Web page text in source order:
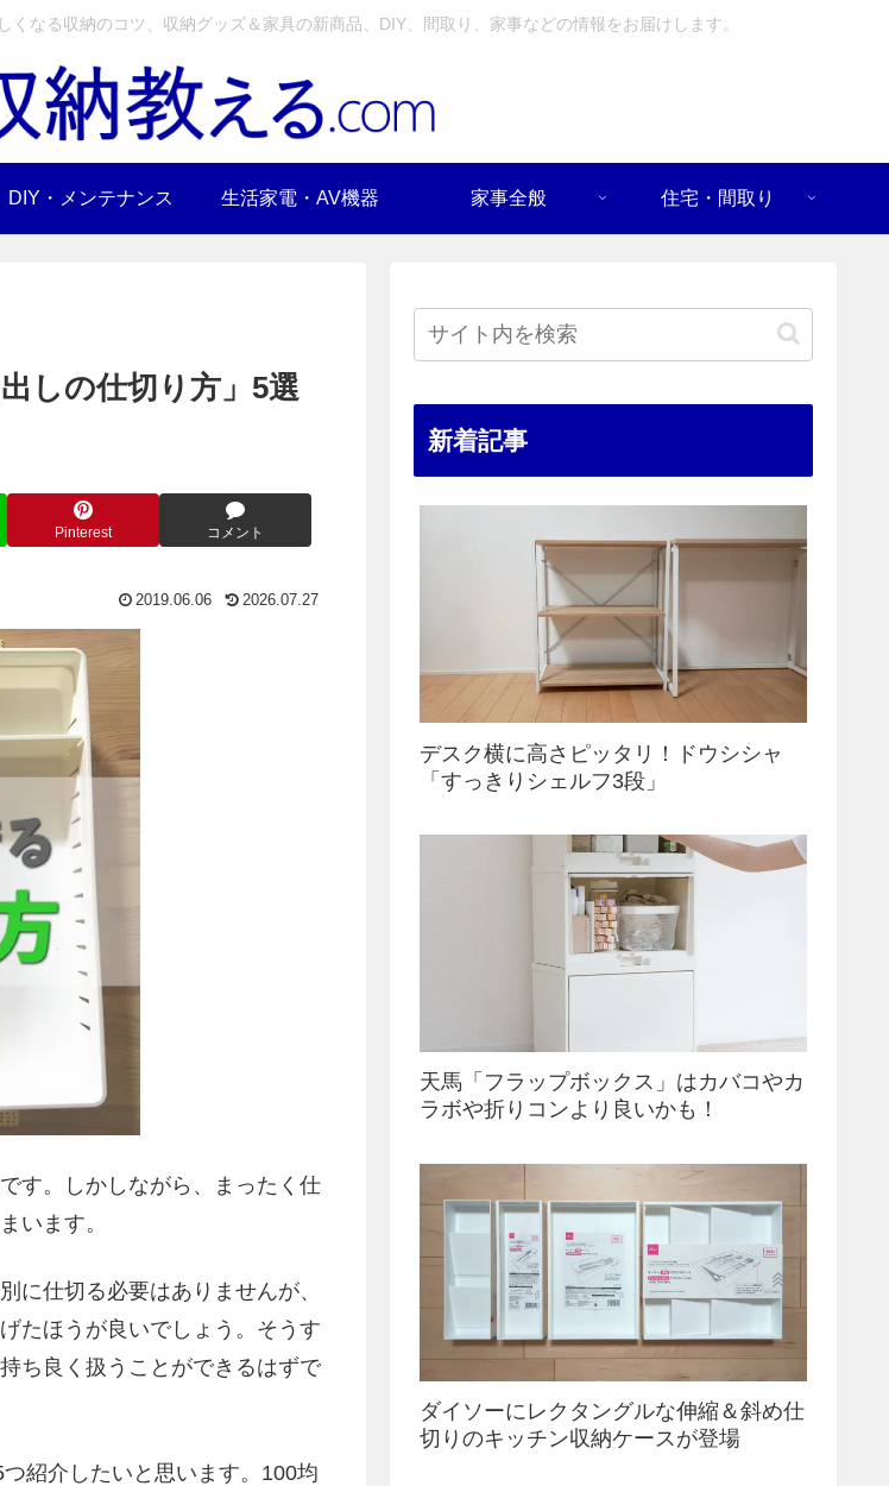
なる収納のコツ、収納グッズ＆家具の新商品、DIY、間取り、家事などの情報をお届けします。
DIY・メンテナンス 生活家電・AV機器 家事全般 住宅・間取り
しの仕切り方」5選
Pinterest コメント
2019.06.06 2026.07.27
す。しかしながら、まったく仕
います。
に仕切る必要はありませんが、
たほうが良いでしょう。そうす
ち良く扱うことができるはずで
紹介したいと思います。100均
新着記事
デスク横に高さピッタリ！ドウシシャ
「すっきりシェルフ3段」
天馬「フラップボックス」はカバコやカ
ラボや折りコンより良いかも！
ダイソーにレクタングルな伸縮＆斜め仕
切りのキッチン収納ケースが登場